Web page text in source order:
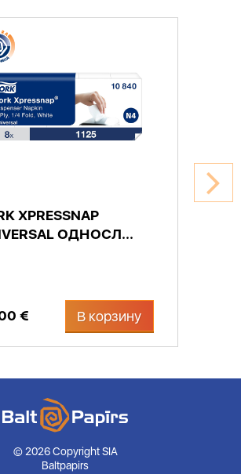
XPRESSNAP
ОДНОСЛ...
€ В корзину
© 2026 Copyright SIA
Baltpapirs